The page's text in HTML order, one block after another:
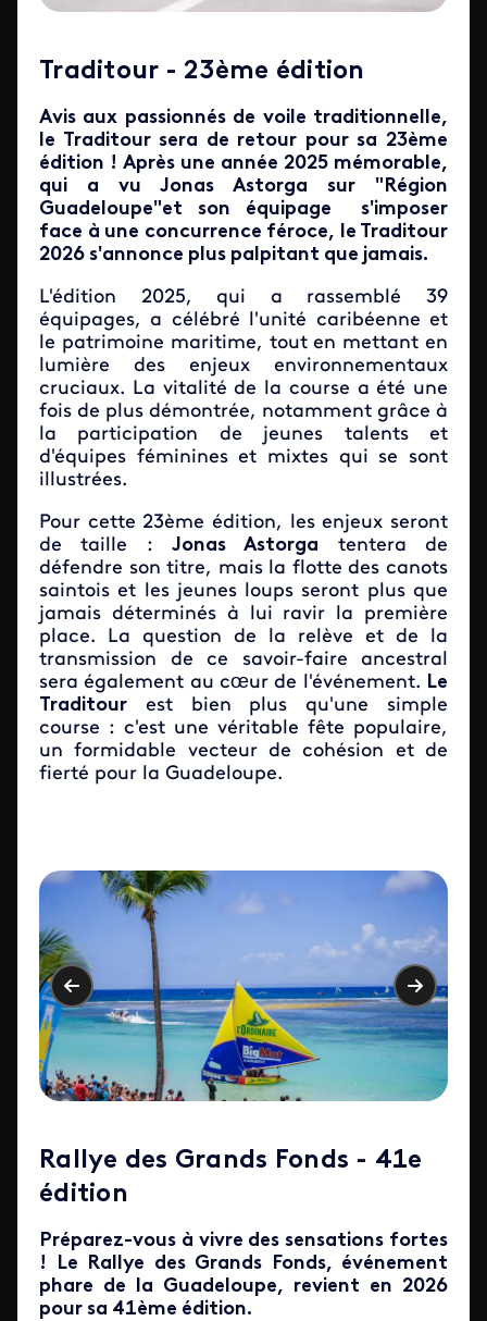
Traditour - 23ème édition
Avis aux passionnés de voile traditionnelle,
le Traditoursera de retour pour sa 23ème
édition ! Après une année 2025 mémorable,
qui a vu Jonas Astorga sur "Région
Guadeloupe"et son équipage s'imposer
face à une concurrence féroce, le Traditour
2026 s'annonce plus palpitant que jamais.
L'édition 2025, qui a rassemblé 39
équipages, a célébré l'unité caribéenne et
le patrimoine maritime, tout en mettant en
lumière des enjeux environnementaux
cruciaux. La vitalité de la course a été une
fois de plus démontrée, notamment grâce à
la participation de jeunes talents et
d'équipes féminines et mixtes qui se sont
illustrées.
Pour cette 23ème édition, les enjeux seront
de taille : Jonas Astorga tentera de
défendre son titre, mais la flotte des canots
saintois et les jeunes loups seront plus que
jamais déterminés à lui ravir la première
place. La question de la relève et de la
transmission de ce savoir-faire ancestral
sera également au cœur de l'événement. Le
Traditour est bien plus qu'une simple
course : c'est une véritable fête populaire,
un formidable vecteur de cohésion et de
fierté pour la Guadeloupe.
Rallye des Grands Fonds - 41e
édition
Préparez-vous à vivre des sensations fortes
! Le
Rallye des Grands Fonds, événement
phare de la Guadeloupe, revient en 2026
pour sa 41ème édition.